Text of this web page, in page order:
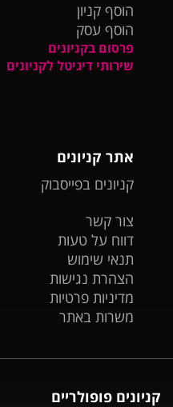
הוסף קניון
הוסף עסק
פרסום בקניונים
שירותי דיגיטל לקניונים
אתר קניונים
קניונים בפייסבוק
צור קשר
דווח על טעות
תנאי שימוש
הצהרת נגישות
מדיניות פרטיות
משרות באתר
קניונים פופולריים